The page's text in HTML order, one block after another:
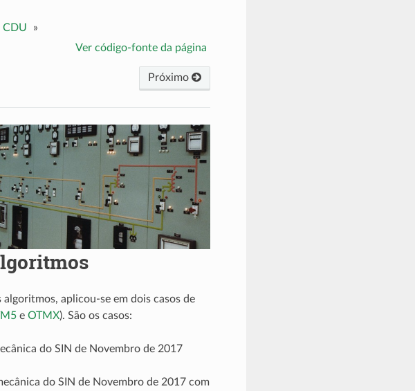
CDU
»
Ver código-fonte da página
Próximo
aplicou-se em dois casos de
e OTMX). São os casos:
do SIN de Novembro de 2017
do SIN de Novembro de 2017 com